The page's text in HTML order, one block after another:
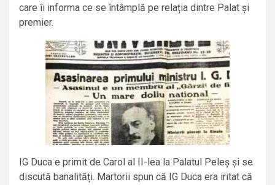
care îi informa ce se întâmplă pe relația dintre Palat și
premier.
IG Duca e primit de Carol al II-lea la Palatul Peleș și se
discută banalități. Martorii spun că IG Duca era iritat că